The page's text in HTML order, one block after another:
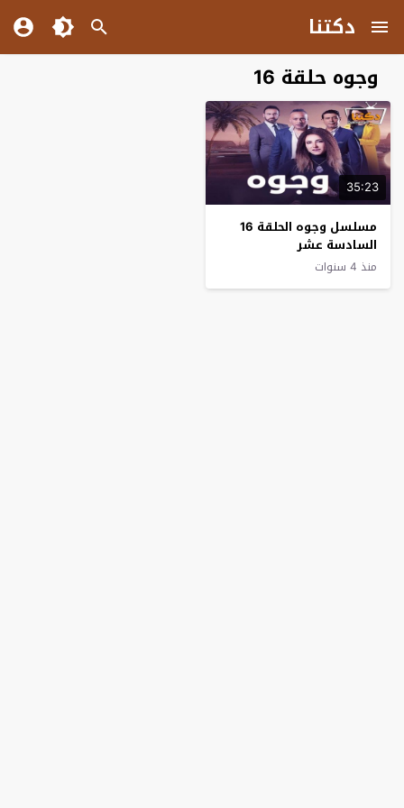
دكتنا
وجوه حلقة 16
35:23
مسلسل وجوه الحلقة 16
السادسة عشر
منذ 4 سنوات